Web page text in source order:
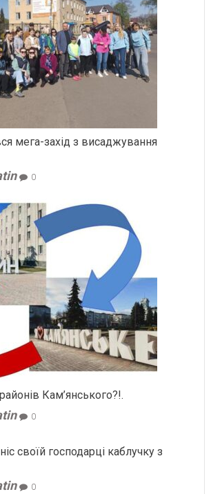
мега-захід з висаджування
0
Кам’янського?!.
0
своїй господарці каблучку з
0